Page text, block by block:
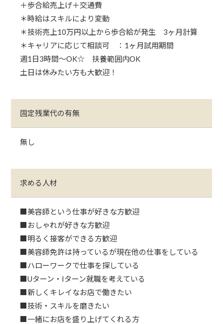
＋歩合給売上げ＋交通費
＊時給はスキルにより変動
＊技術売上10万円以上から歩合給が発生 3ヶ月計算
＊キャリアに応じて相談可 ：1ヶ月試用期間
週1日3時間～OK☆ 扶養範囲内OK
土日は休みたい方も大歓迎！
固定残業代の有無
無し
求める人材
■美容師という仕事が好きな方歓迎
■おしゃれが好きな方歓迎
■明るく接客ができる方歓迎
■美容師免許は持っているが現在他の仕事をしている
■ハローワークで仕事を探している
■Uターン・Iターン就職を考えている
■新しくキレイなお店で働きたい
■技術・スキルを磨きたい
■一緒にお店を盛り上げてくれる方